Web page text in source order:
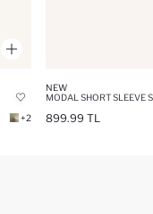
+2
NEW
MODAL SHORT SLEEVE
899.99 TL